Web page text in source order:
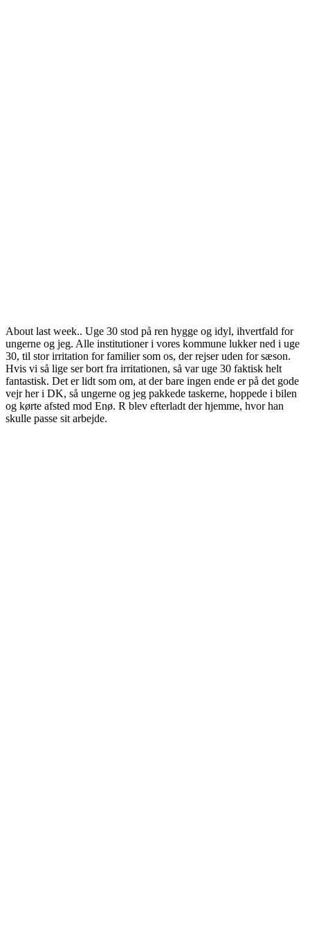
About last week.. Uge 30 stod på ren hygge og idyl, ihvertfald for
ungerne og jeg. Alle institutioner i vores kommune lukker ned i uge
30, til stor irritation for familier som os, der rejser uden for sæson.
Hvis vi så lige ser bort fra irritationen, så var uge 30 faktisk helt
fantastisk. Det er lidt som om, at der bare ingen ende er på det gode
vejr her i DK, så ungerne og jeg pakkede taskerne, hoppede i bilen
og kørte afsted mod Enø. R blev efterladt der hjemme, hvor han
skulle passe sit arbejde.